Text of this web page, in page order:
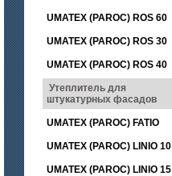
UMATEX (PAROC) ROS 60
UMATEX (PAROC) ROS 30
UMATEX (PAROC) ROS 40
Утеплитель для
штукатурных фасадов
UMATEX (PAROC) FATIO
UMATEX (PAROC) LINIO 10
UMATEX (PAROC) LINIO 15